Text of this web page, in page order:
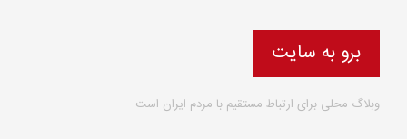
برو به سایت
وبلاگ محلی برای ارتباط مستقیم با مردم ایران است